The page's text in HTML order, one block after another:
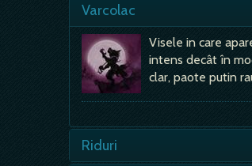
Varcolac
Visele in care
intens decât în
clar, paote putin
Riduri